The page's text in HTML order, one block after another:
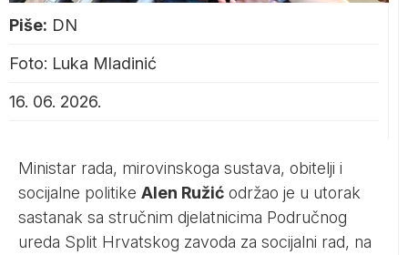
Piše: DN
Foto: Luka Mladinić
16. 06. 2026.
Ministar rada, mirovinskoga sustava, obitelji i
socijalne politike Alen Ružić održao je u utorak
sastanak sa stručnim djelatnicima Područnog
ureda Split Hrvatskog zavoda za socijalni rad, na